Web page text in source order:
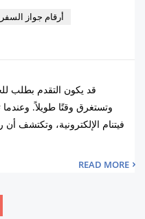
أرقام جواز
قد يكون التقدم بطلب
وتستغرق وقتًا طويلاً.
فيتنام الإلكترونية، وتكتشف
READ MORE